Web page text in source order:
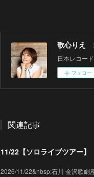
歌心りえ
日本レコー
フォロー
関連記事
11/22【ソロライブツアー
2026/11/22&nbsp;石川 金沢歌